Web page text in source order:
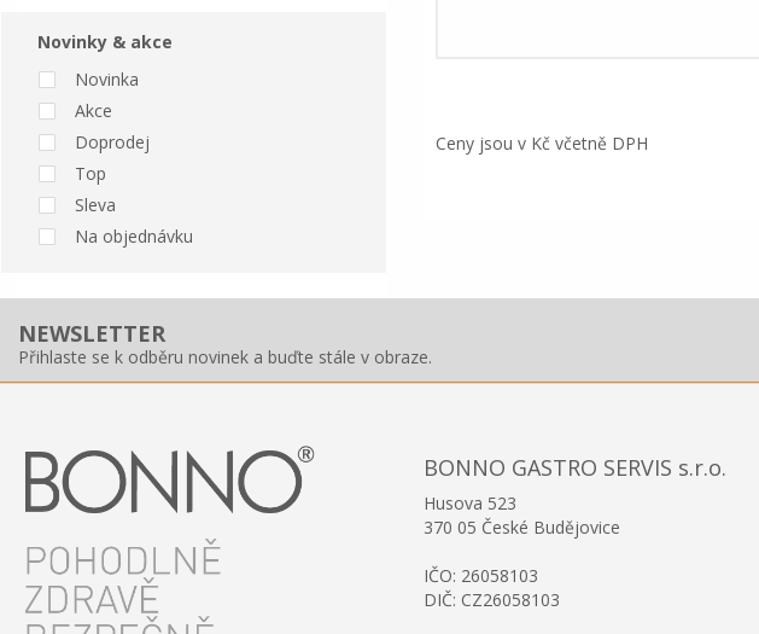
Novinky & akce
Novinka
Akce
Doprodej
Top
Sleva
Na objednávku
Ceny jsou v Kč včetně DPH
NEWSLETTER
Přihlaste se k odběru novinek a buďte stále v obraze.
BONNO GASTRO SERVIS s.r.o.
Husova 523
370 05 České Budějovice
IČO: 26058103
DIČ: CZ26058103